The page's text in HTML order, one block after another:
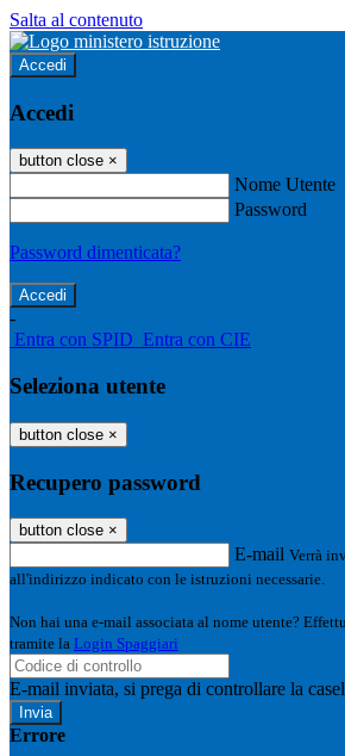
Salta al contenuto
Accedi
Accedi
button close ×
Nome Utente
Password
Password dimenticata?
-
Entra con SPID Entra con CIE
Seleziona utente
button close ×
Recupero password
button close ×
E-mail Verrà
all'indirizzo indicato con le istruzioni necessarie.
Non hai una e-mail associata al nome utente?
tramite la Login Spaggiari
E-mail inviata, si prega di controllare la
Errore